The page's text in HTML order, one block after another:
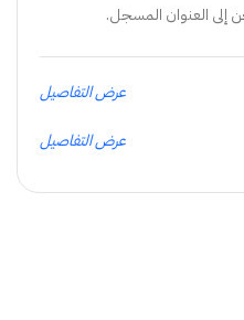
إلى العنوان المسجل.
عرض التفاصيل
عرض التفاصيل